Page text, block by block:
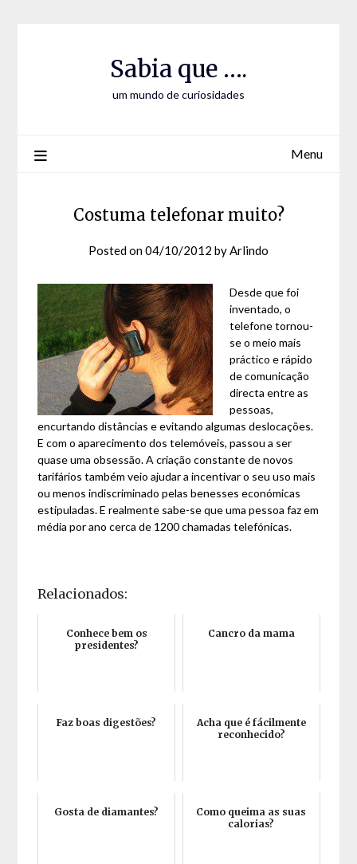
Sabia que ….
um mundo de curiosidades
Menu
Costuma telefonar muito?
Posted on04/10/2012 byArlindo
Desde que foi
inventado, o
telefone tornou-
se o meio mais
práctico e rápido
de comunicação
directa entre as
pessoas,
encurtando distâncias e evitando algumas deslocações.
E com o aparecimento dos telemóveis, passou a ser
quase uma obsessão. A criação constante de novos
tarifários também veio ajudar a incentivar o seu uso mais
ou menos indiscriminado pelas benesses económicas
estipuladas. E realmente sabe-se que uma pessoa faz em
média por ano cerca de 1200 chamadas telefónicas.
Relacionados:
Conhece bem os
presidentes?
Cancro da mama
Faz boas digestões?
Acha que é fácilmente
reconhecido?
Gosta de diamantes?
Como queima as suas
calorias?